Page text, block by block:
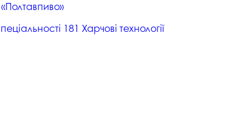
181 Харчові технології